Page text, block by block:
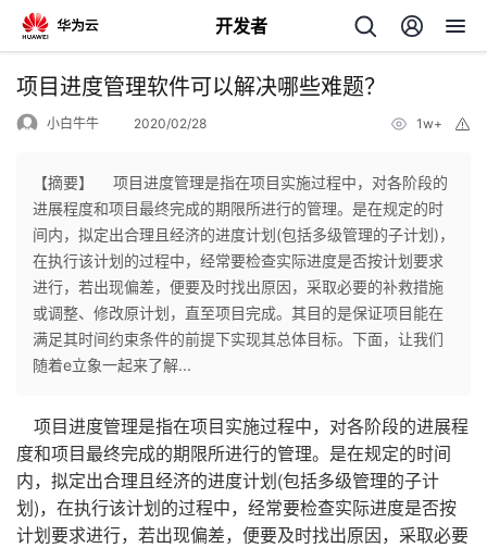
开发者
返
个
人
主
页
我
的
开
发
者
项目进度管理软件可以解决哪些难题？
小白牛牛 2020/02/28 1w+
【摘要】 项目进度管理是指在项目实施过程中，对各阶段的
进展程度和项目最终完成的期限所进行的管理。是在规定的时
间内，拟定出合理且经济的进度计划(包括多级管理的子计划)，
在执行该计划的过程中，经常要检查实际进度是否按计划要求
进行，若出现偏差，便要及时找出原因，采取必要的补救措施
或调整、修改原计划，直至项目完成。其目的是保证项目能在
满足其时间约束条件的前提下实现其总体目标。下面，让我们
随着e立象一起来了解...
项目进度管理是指在项目实施过程中，对各阶段的进展程
度和项目最终完成的期限所进行的管理。是在规定的时间
内，拟定出合理且经济的进度计划(包括多级管理的子计
划)，在执行该计划的过程中，经常要检查实际进度是否按
计划要求进行，若出现偏差，便要及时找出原因，采取必要